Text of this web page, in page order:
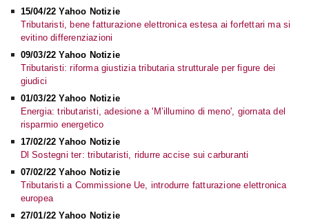
15/04/22 Yahoo Notizie
Tributaristi, bene fatturazione elettronica estesa ai forfettari ma si
evitino differenziazioni
09/03/22 Yahoo Notizie
Tributaristi: riforma giustizia tributaria strutturale per figure dei
giudici
01/03/22 Yahoo Notizie
Energia: tributaristi, adesione a 'M’illumino di meno', giornata del
risparmio energetico
17/02/22 Yahoo Notizie
Dl Sostegni ter: tributaristi, ridurre accise sui carburanti
07/02/22 Yahoo Notizie
Tributaristi a Commissione Ue, introdurre fatturazione elettronica
europea
27/01/22 Yahoo Notizie